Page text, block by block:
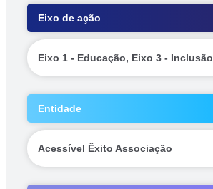
Eixo de ação
Eixo 1 - Educação, Eixo 3 - Inclusão
Entidade
Acessível Êxito Associação